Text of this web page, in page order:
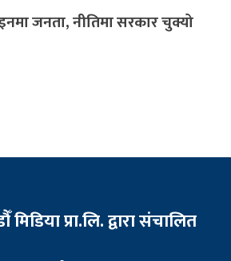
जनता, नीतिमा सरकार चुक्यो
प्रा.लि. द्वारा संचालित